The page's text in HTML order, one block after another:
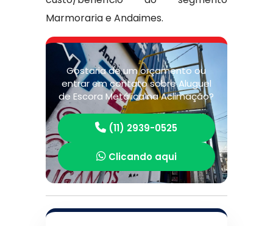
Marmoraria e Andaimes.
Gostaria de um orçamento ou
entrar em contato sobre Aluguel
de Escora Metálica na Aclimação?
(11) 2939-0525
Clicando aqui